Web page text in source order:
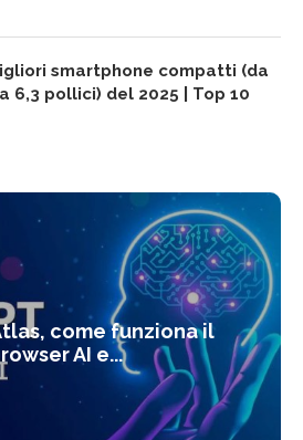
smartphone compatti (da
6,3 pollici) del 2025 | Top 10
come funziona il
AI e...